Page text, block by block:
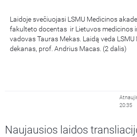
Laidoje svečiuojasi LSMU Medicinos
fakulteto docentas ir Lietuvos medicinos
vadovas Tauras Mekas. Laidą veda
dekanas, prof. Andrius Macas. (2 dalis)
20:35
Naujausios laidos